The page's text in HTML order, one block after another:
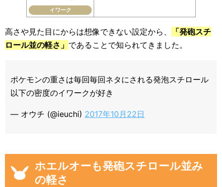
イワーク
高さや見た目にからは想像できない設定から、
「発砲スチ
ロール並の軽さ」 であることで知られてきました。
ポケモンの重さは毎回毎回ネタにされる発泡スチロール
以下の密度のイワークが好き
— オウチ (@ieuchi) 2017年10月22日
ホエルオーも発砲スチロール並み
の軽さ